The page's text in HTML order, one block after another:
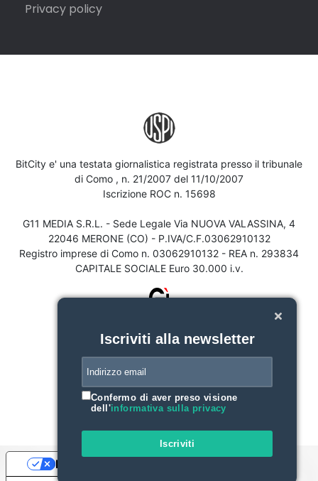
Privacy policy
BitCity e' una testata giornalistica registrata presso il tribunale
di Como , n. 21/2007 del 11/10/2007
Iscrizione ROC n. 15698
G11 MEDIA S.R.L. - Sede Legale Via NUOVA VALASSINA, 4
22046 MERONE (CO) - P.IVA/C.F.03062910132
Registro imprese di Como n. 03062910132 - REA n. 293834
CAPITALE SOCIALE Euro 30.000 i.v.
Iscriviti alla newsletter
Confermo di aver preso visione
dell'informativa sulla privacy
Iscriviti
Le tue preferenze relative alla privacy